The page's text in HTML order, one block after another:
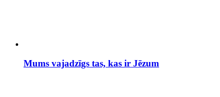
Mums vajadzīgs tas, kas ir Jēzum